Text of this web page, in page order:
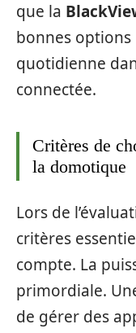
que la
bonnes
quotidienne
connectée.
Critères de
la domotique
Lors de
critères
compte. La
primordiale.
de gérer des